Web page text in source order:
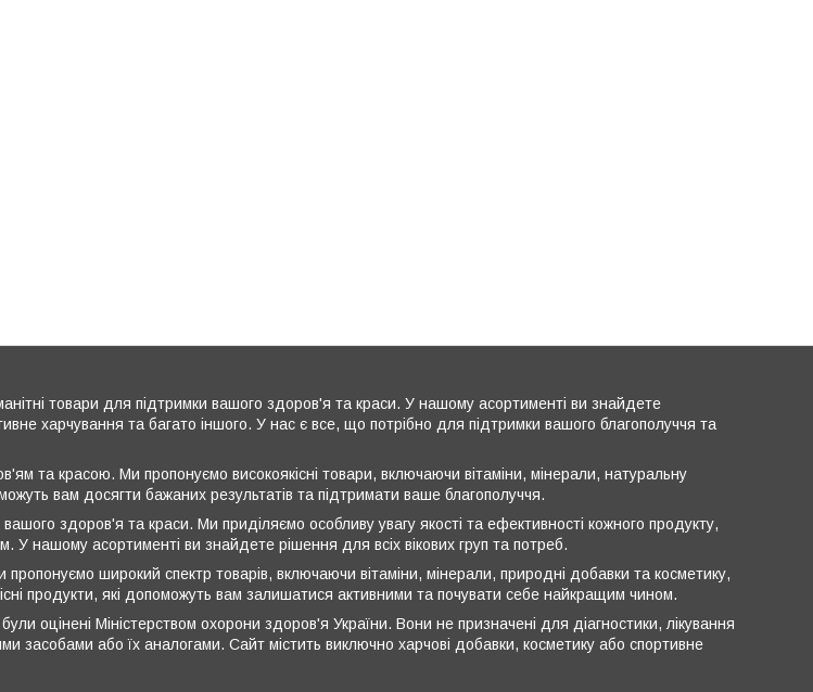
товари для підтримки вашого здоров'я та краси. У нашому асортименті ви знайдете
харчування та багато іншого. У нас є все, що потрібно для підтримки вашого благополуччя та
та красою. Ми пропонуємо високоякісні товари, включаючи вітаміни, мінерали, натуральну
вам досягти бажаних результатів та підтримати ваше благополуччя.
здоров'я та краси. Ми приділяємо особливу увагу якості та ефективності кожного продукту,
нашому асортименті ви знайдете рішення для всіх вікових груп та потреб.
широкий спектр товарів, включаючи вітаміни, мінерали, природні добавки та косметику,
продукти, які допоможуть вам залишатися активними та почувати себе найкращим чином.
оцінені Міністерством охорони здоров'я України. Вони не призначені для діагностики, лікування
засобами або їх аналогами. Сайт містить виключно харчові добавки, косметику або спортивне